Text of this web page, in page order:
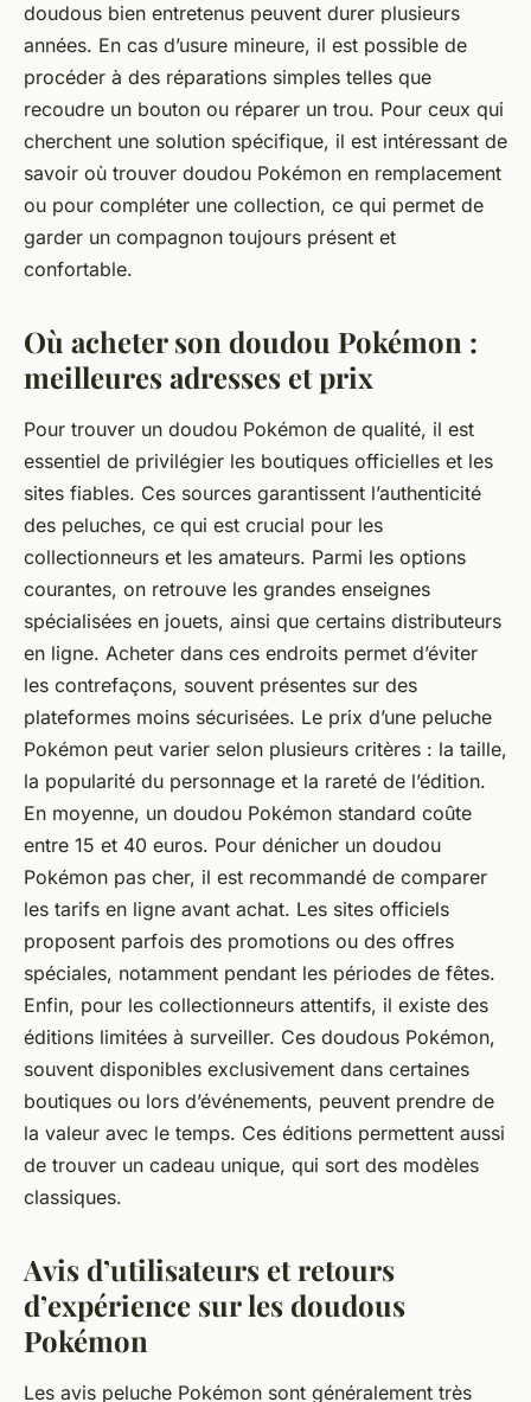
doudous bien entretenus peuvent durer plusieurs
années. En cas d’usure mineure, il est possible de
procéder à des réparations simples telles que
recoudre un bouton ou réparer un trou. Pour ceux qui
cherchent une solution spécifique, il est intéressant de
savoir où trouver doudou Pokémon en remplacement
ou pour compléter une collection, ce qui permet de
garder un compagnon toujours présent et
confortable.
Où acheter son doudou Pokémon :
meilleures adresses et prix
Pour trouver un doudou Pokémon de qualité, il est
essentiel de privilégier les boutiques officielles et les
sites fiables. Ces sources garantissent l’authenticité
des peluches, ce qui est crucial pour les
collectionneurs et les amateurs. Parmi les options
courantes, on retrouve les grandes enseignes
spécialisées en jouets, ainsi que certains distributeurs
en ligne. Acheter dans ces endroits permet d’éviter
les contrefaçons, souvent présentes sur des
plateformes moins sécurisées. Le prix d’une peluche
Pokémon peut varier selon plusieurs critères : la taille,
la popularité du personnage et la rareté de l’édition.
En moyenne, un doudou Pokémon standard coûte
entre 15 et 40 euros. Pour dénicher un doudou
Pokémon pas cher, il est recommandé de comparer
les tarifs en ligne avant achat. Les sites officiels
proposent parfois des promotions ou des offres
spéciales, notamment pendant les périodes de fêtes.
Enfin, pour les collectionneurs attentifs, il existe des
éditions limitées à surveiller. Ces doudous Pokémon,
souvent disponibles exclusivement dans certaines
boutiques ou lors d’événements, peuvent prendre de
la valeur avec le temps. Ces éditions permettent aussi
de trouver un cadeau unique, qui sort des modèles
classiques.
Avis d’utilisateurs et retours
d’expérience sur les doudous
Pokémon
Les avis peluche Pokémon sont généralement très